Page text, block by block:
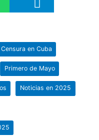
Censura en Cuba
Primero de Mayo
Noticias en 2025